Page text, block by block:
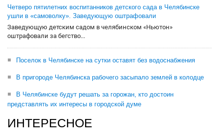
Четверо пятилетних воспитанников детского сада в Челябинске
ушли в «самоволку». Заведующую оштрафовали
Заведующую детским садом в челябинском «Ньютон»
оштрафовали за бегство...
Поселок в Челябинске на сутки оставят без водоснабжения
В пригороде Челябинска рабочего засыпало землей в колодце
В Челябинске будут решать за горожан, кто достоин
представлять их интересы в городской думе
ИНТЕРЕСНОЕ